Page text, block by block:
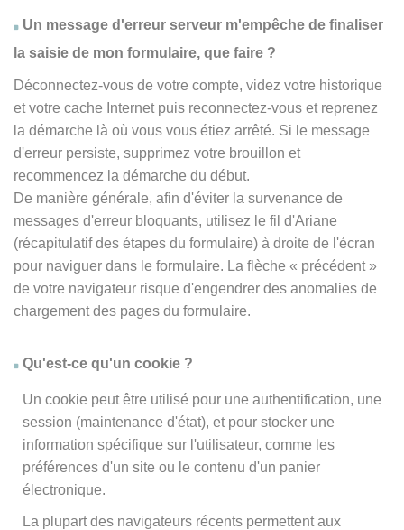
Un message d'erreur serveur m'empêche de finaliser
la saisie de mon formulaire, que faire ?
Déconnectez-vous de votre compte, videz votre historique
et votre cache Internet puis reconnectez-vous et reprenez
la démarche là où vous vous étiez arrêté. Si le message
d'erreur persiste, supprimez votre brouillon et
recommencez la démarche du début.
De manière générale, afin d'éviter la survenance de
messages d'erreur bloquants, utilisez le fil d'Ariane
(récapitulatif des étapes du formulaire) à droite de l'écran
pour naviguer dans le formulaire. La flèche « précédent »
de votre navigateur risque d'engendrer des anomalies de
chargement des pages du formulaire.
Qu'est-ce qu'un cookie ?
Un cookie peut être utilisé pour une authentification, une
session (maintenance d'état), et pour stocker une
information spécifique sur l'utilisateur, comme les
préférences d'un site ou le contenu d'un panier
électronique.
La plupart des navigateurs récents permettent aux